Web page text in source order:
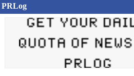
PRLog